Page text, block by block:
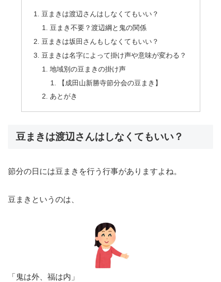
豆まきは渡辺さんはしなくてもいい？
豆まき不要？渡辺綱と鬼の関係
豆まきは坂田さんもしなくてもいい？
豆まきは名字によって掛け声や意味が変わる？
地域別の豆まきの掛け声
【成田山新勝寺節分会の豆まき】
あとがき
豆まきは渡辺さんはしなくてもいい？
節分の日には豆まきを行う行事がありますよね。
豆まきというのは、
「鬼は外、福は内」